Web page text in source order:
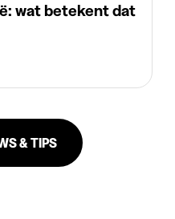
wat betekent dat
& TIPS